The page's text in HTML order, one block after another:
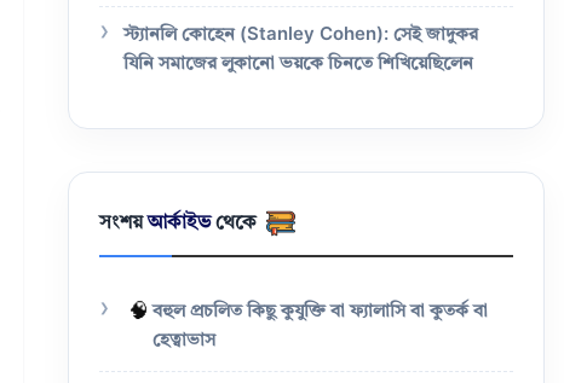
স্ট্যানলি কোহেন (Stanley Cohen): সেই জাদুকর
যিনি সমাজের লুকানো ভয়কে চিনতে শিখিয়েছিলেন
সংশয়আর্কাইভথেকে
🧠 বহুল প্রচলিত কিছু কুযুক্তি বা ফ্যালাসি বা কুতর্ক বা
হেত্বাভাস